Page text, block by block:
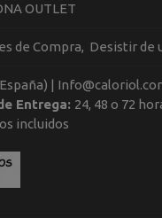
OUTLET
de Compra Desistir de
|
Entrega: 24, 48 o 72
incluidos